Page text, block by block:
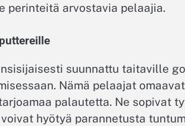
perinteitä arvostavia pelaajia.
suunnattu taitaville
Nämä pelaajat
palautetta. Ne sopivat
hyötyä parannetusta